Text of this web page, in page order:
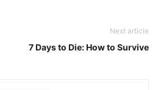
Next article
7 Days to Die: How to Survive